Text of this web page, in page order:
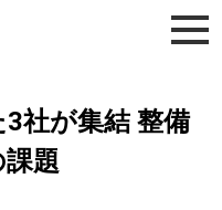
社が集結 整備
題